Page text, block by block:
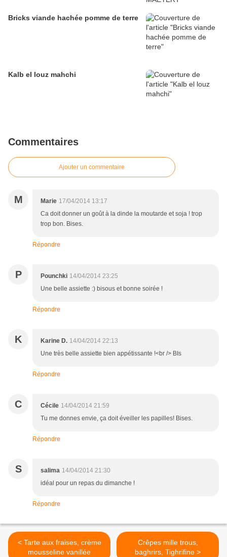
Bricks viande hachée pomme de terre
Kalb el louz mahchi
Commentaires
Ajouter un commentaire
M Marie 17/04/2014 13:17
Ca doit donner un goût à la dinde la moutarde et soja ! trop
trop bon. Bises.
Répondre
P Pounchki 14/04/2014 23:25
Une belle assiette :) bisous et bonne soirée !
Répondre
K Karine D. 14/04/2014 22:13
Une très belle assiette bien appétissante !<br /> BIs
Répondre
C Cécile 14/04/2014 21:59
Tu me donnes envie, ça doit éveiller les papilles! Bises.
Répondre
S salima 14/04/2014 21:30
idéal pour un repas du dimanche !
Répondre
< Tarte aux fraises, crème
mousseline vanillée
Crêpes mille trous,
baghrirs, Tighrifine >